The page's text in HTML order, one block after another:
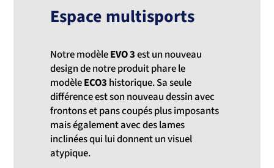
Espace multisports
Notre modèleEVO 3est un nouveau
design de notre produit phare le
modèleECO3 historique. Sa seule
différence est son nouveau dessin avec
frontons et pans coupés plus imposants
mais également avec des lames
inclinées qui lui donnent un visuel
atypique.